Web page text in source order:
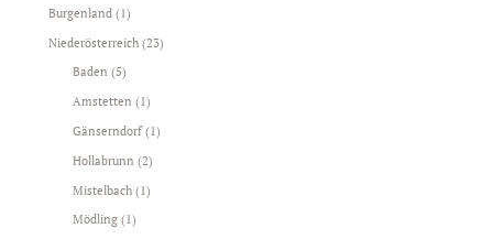
Burgenland (1)
Niederösterreich (23)
Baden (5)
Amstetten (1)
Gänserndorf(1)
Hollabrunn (2)
Mistelbach (1)
Mödling (1)